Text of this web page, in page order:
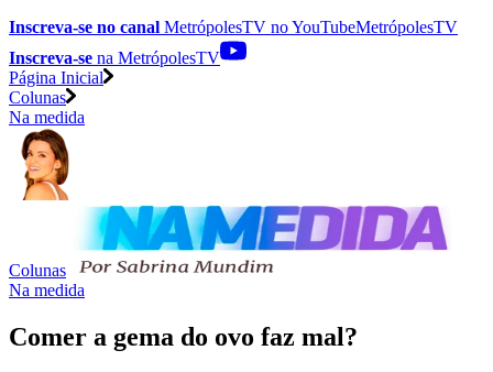
Inscreva-se no canal MetrópolesTV noYouTubeMetrópolesTV
Inscreva-se na MetrópolesTV
Página Inicial
Colunas
Na medida
Colunas
Na medida
Comer a gema do ovo faz mal?